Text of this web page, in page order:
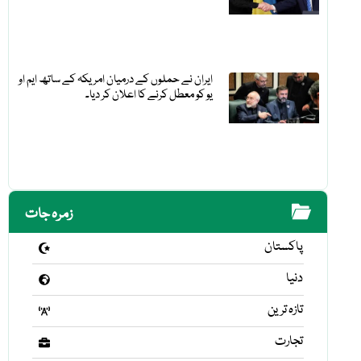
ایران نے حملوں کے درمیان امریکہ کے ساتھ ایم او
یو کو معطل کرنے کا اعلان کر دیا۔
زمرہ جات
پاکستان
دنیا
تازہ ترین
تجارت